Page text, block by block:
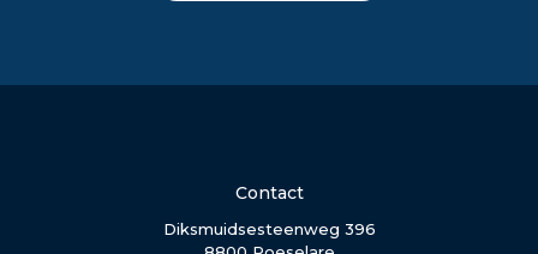
Contact
Diksmuidsesteenweg 396